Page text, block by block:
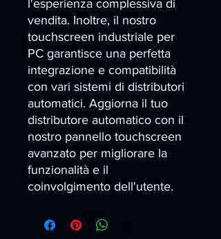
l'esperienza complessiva di
vendita. Inoltre, il nostro
touchscreen industriale per
PC garantisce una perfetta
integrazione e compatibilità
con vari sistemi di distributori
automatici. Aggiorna il tuo
distributore automatico con il
nostro pannello touchscreen
avanzato per migliorare la
funzionalità e il
coinvolgimento dell'utente.